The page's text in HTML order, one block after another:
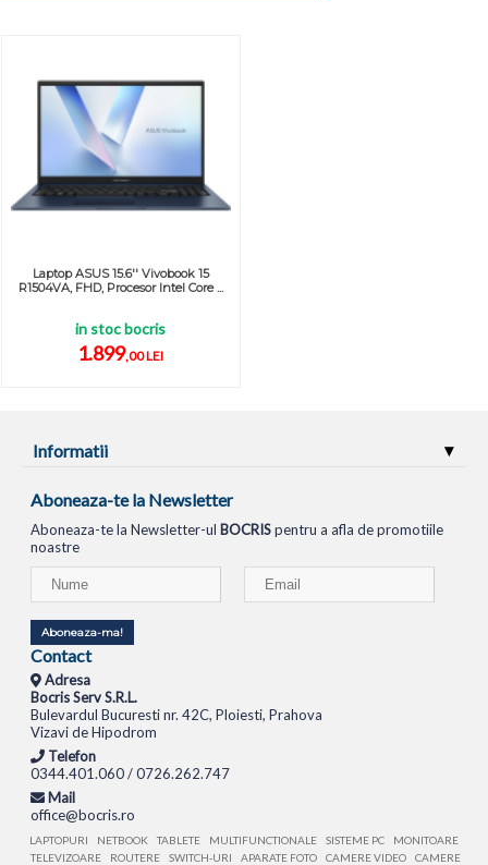
Laptop ASUS 15.6'' Vivobook 15
R1504VA, FHD, Procesor Intel Core ...
in stoc bocris
1.899,00 LEI
Informatii
Aboneaza-te la Newsletter
Aboneaza-te la Newsletter-ul BOCRISpentru a afla de promotiile
noastre
Aboneaza-ma!
Contact
Adresa
Bocris Serv S.R.L.
Bulevardul Bucuresti nr. 42C, Ploiesti, Prahova
Vizavi de Hipodrom
Telefon
0344.401.060 / 0726.262.747
Mail
office@bocris.ro
LAPTOPURI NETBOOK TABLETE MULTIFUNCTIONALE SISTEME PC
MONITOARE
TELEVIZOARE
ROUTERE SWITCH-URI APARATE FOTO CAMERE VIDEO CAMERE